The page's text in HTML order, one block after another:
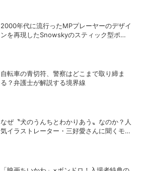
2000年代に流行ったMPプレーヤーのデザイ
ンを再現したSnowskyのスティック型ポー
自転車の青切符、警察はどこまで取り締ま
る？弁護士が解説する境界線
なぜ〝犬のうんちとわかりあう〟なのか？人
気イラストレーター・三好愛さんに聞くモヤ